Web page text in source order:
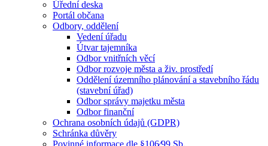
Úřední deska
Portál občana
Odbory, oddělení
Vedení úřadu
Útvar tajemníka
Odbor vnitřních věcí
Odbor rozvoje města a živ. prostředí
Oddělení územního plánování a stavebního řádu
(stavební úřad)
Odbor správy majetku města
Odbor finanční
Ochrana osobních údajů (GDPR)
Schránka důvěry
Povinné informace dle §106⁄99 Sb.